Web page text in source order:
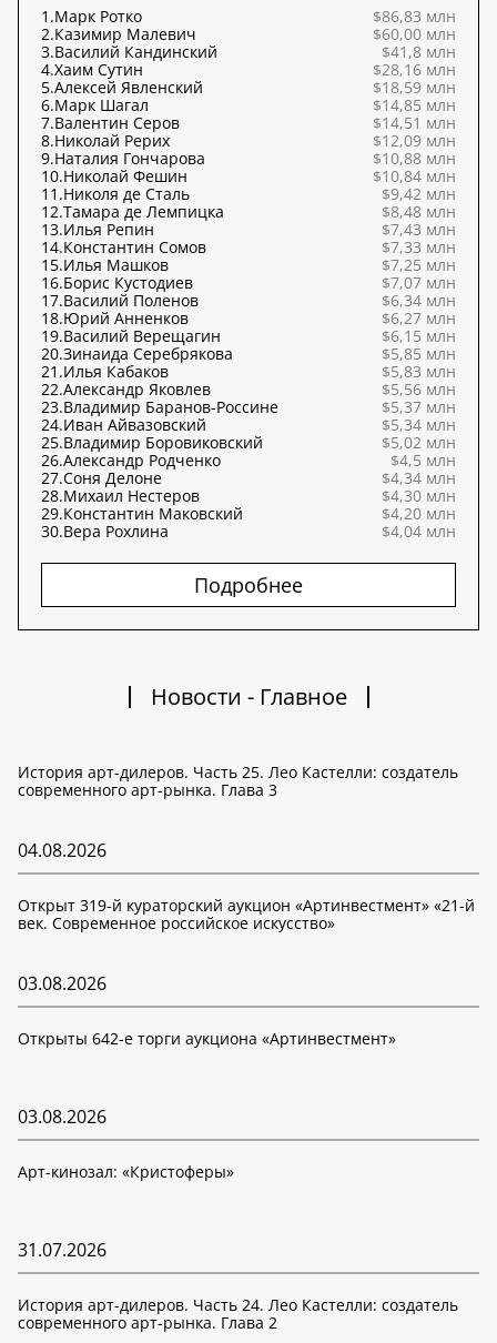
1.Марк Ротко
$86,83 млн
2.Казимир Малевич
$60,00 млн
3.Василий Кандинский
$41,8 млн
4.Хаим Сутин
$28,16 млн
5.Алексей Явленский
$18,59 млн
6.Марк Шагал
$14,85 млн
7.Валентин Серов
$14,51 млн
8.Николай Рерих
$12,09 млн
9.Наталия Гончарова
$10,88 млн
10.Николай Фешин
$10,84 млн
11.Николя де Сталь
$9,42 млн
12.Тамара де Лемпицка
$8,48 млн
13.Илья Репин
$7,43 млн
14.Константин Сомов
$7,33 млн
15.Илья Машков
$7,25 млн
16.Борис Кустодиев
$7,07 млн
17.Василий Поленов
$6,34 млн
18.Юрий Анненков
$6,27 млн
19.Василий Верещагин
$6,15 млн
20.Зинаида Серебрякова
$5,85 млн
21.Илья Кабаков
$5,83 млн
22.Александр Яковлев
$5,56 млн
23.Владимир Баранов-Россине
$5,37 млн
24.Иван Айвазовский
$5,34 млн
25.Владимир Боровиковский
$5,02 млн
26.Александр Родченко
$4,5 млн
27.Соня Делоне
$4,34 млн
28.Михаил Нестеров
$4,30 млн
29.Константин Маковский
$4,20 млн
30.Вера Рохлина $4,04 млн
Подробнее
Новости - Главное
История арт-дилеров. Часть 25. Лео Кастелли: создатель
современного арт-рынка. Глава 3
04.08.2026
Открыт 319-й кураторский аукцион «Артинвестмент» «21-й
век. Современное российское искусство»
03.08.2026
Открыты 642-е торги аукциона «Артинвестмент»
03.08.2026
Арт-кинозал: «Кристоферы»
31.07.2026
История арт-дилеров. Часть 24. Лео Кастелли: создатель
современного арт-рынка. Глава 2